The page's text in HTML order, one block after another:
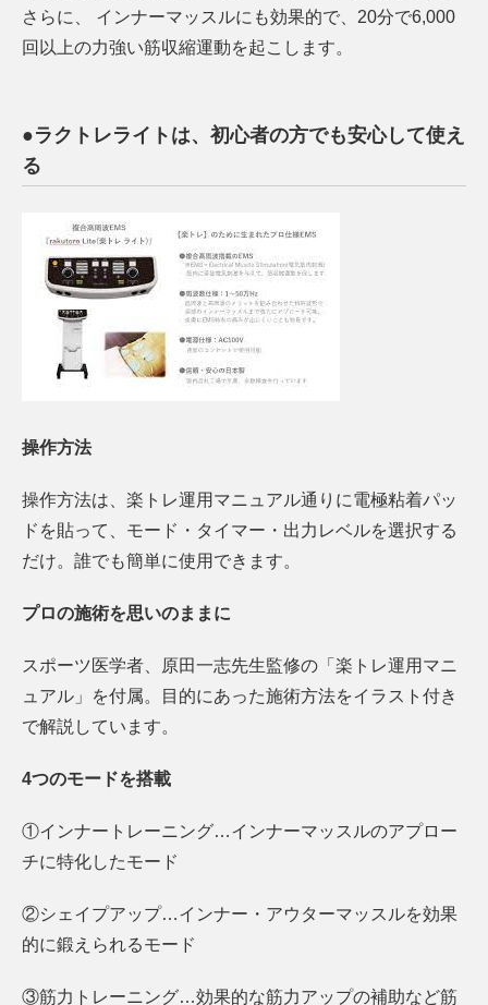
さらに、 インナーマッスルにも効果的で、20分で6,000
回以上の力強い筋収縮運動を起こします。
●ラクトレライトは、初心者の方でも安心して使え
る
操作方法
操作方法は、楽トレ運用マニュアル通りに電極粘着パッ
ドを貼って、モード・タイマー・出力レベルを選択する
だけ。誰でも簡単に使用できます。
プロの施術を思いのままに
スポーツ医学者、原田一志先生監修の「楽トレ運用マニ
ュアル」を付属。目的にあった施術方法をイラスト付き
で解説しています。
4つのモードを搭載
①インナートレーニング…インナーマッスルのアプロー
チに特化したモード
②シェイプアップ…インナー・アウターマッスルを効果
的に鍛えられるモード
③筋力トレーニング…効果的な筋力アップの補助など筋